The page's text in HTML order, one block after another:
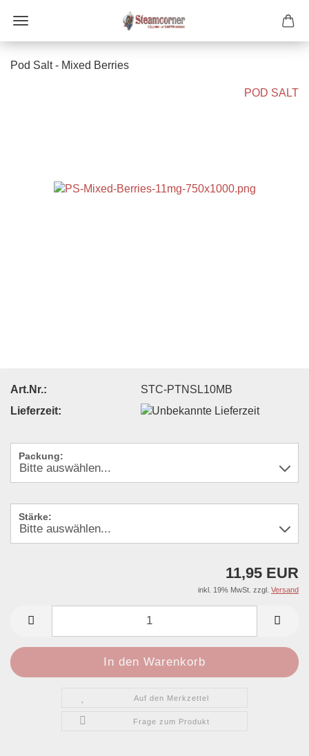
Pod Salt - Mixed Berries
POD SALT
Art.Nr.:
STC-PTNSL10MB
Lieferzeit:
Packung:
Stärke:
11,95 EUR
inkl. 19% MwSt. zzgl. Versand
Auf den Merkzettel
Frage zum Produkt